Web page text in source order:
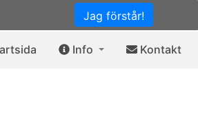
Jag förstår!
Info Kontakt